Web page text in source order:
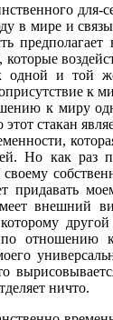
для-
в мире и
одной и той
к
к миру
этот стакан
Но как раз
своему
придавать
внешний
другой
по отношению
ничто.